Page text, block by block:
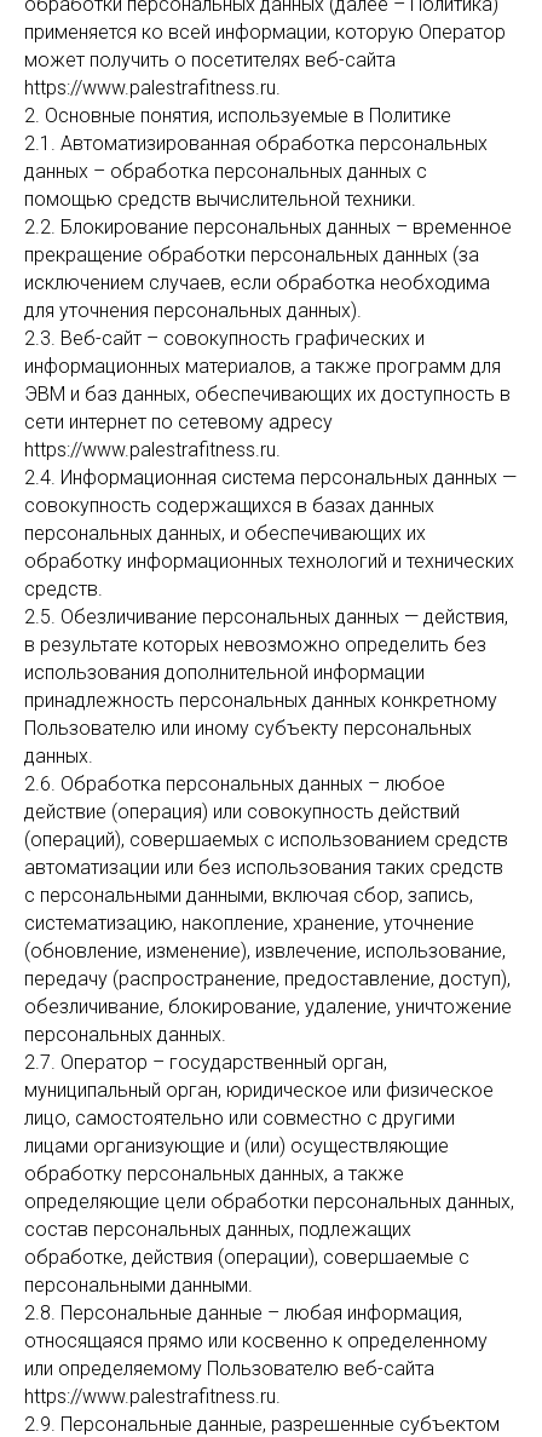
применяется ко всей информации, которую Оператор
может получить о посетителях веб-сайта
https://www.palestrafitness.ru.
2. Основные понятия, используемые в Политике
2.1. Автоматизированная обработка персональных
данных – обработка персональных данных с
помощью средств вычислительной техники.
2.2. Блокирование персональных данных – временное
прекращение обработки персональных данных (за
исключением случаев, если обработка необходима
для уточнения персональных данных).
2.3. Веб-сайт – совокупность графических и
информационных материалов, а также программ для
ЭВМ и баз данных, обеспечивающих их доступность в
сети интернет по сетевому адресу
https://www.palestrafitness.ru.
2.4. Информационная система персональных данных —
совокупность содержащихся в базах данных
персональных данных, и обеспечивающих их
обработку информационных технологий и технических
средств.
2.5. Обезличивание персональных данных — действия,
в результате которых невозможно определить без
использования дополнительной информации
принадлежность персональных данных конкретному
Пользователю или иному субъекту персональных
данных.
2.6. Обработка персональных данных – любое
действие (операция) или совокупность действий
(операций), совершаемых с использованием средств
автоматизации или без использования таких средств
с персональными данными, включая сбор, запись,
систематизацию, накопление, хранение, уточнение
(обновление, изменение), извлечение, использование,
передачу (распространение, предоставление, доступ),
обезличивание, блокирование, удаление, уничтожение
персональных данных.
2.7. Оператор – государственный орган,
муниципальный орган, юридическое или физическое
лицо, самостоятельно или совместно с другими
лицами организующие и (или) осуществляющие
обработку персональных данных, а также
определяющие цели обработки персональных данных,
состав персональных данных, подлежащих
обработке, действия (операции), совершаемые с
персональными данными.
2.8. Персональные данные – любая информация,
относящаяся прямо или косвенно к определенному
или определяемому Пользователю веб-сайта
https://www.palestrafitness.ru.
2.9. Персональные данные, разрешенные субъектом